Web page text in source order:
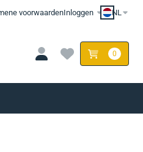
voorwaardenInloggen NL
0